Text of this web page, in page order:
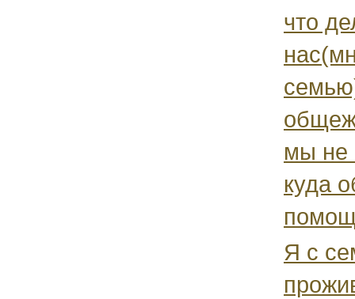
что
мы не
куда
Я с